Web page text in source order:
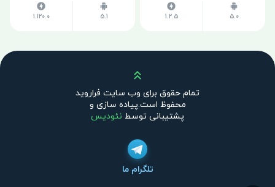
5.0
1.2.5
5.1
1.120.0
بالا
تمام حقوق برای وب سایت فراروید
محفوظ است.پیاده سازی و
پشتیبانی توسط نئودیس
تلگرام ما